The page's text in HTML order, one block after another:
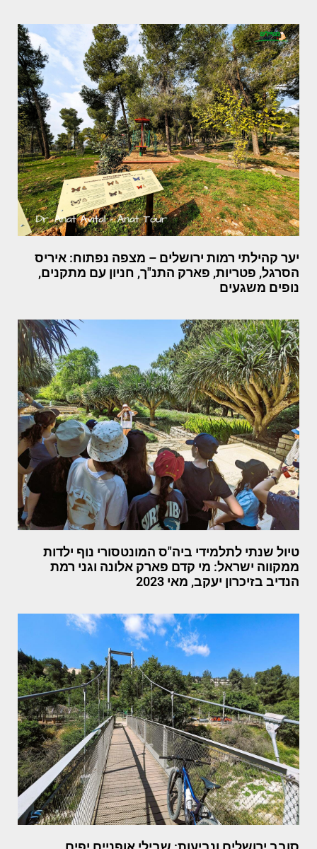
יער קהילתי רמות ירושלים – מצפה נפתוח: איריס
הסרגל, פטריות, פארק התנ"ך, חניון עם מתקנים,
נופים משגעים
טיול שנתי לתלמידי ביה"ס המונטסורי נוף ילדות
ממקווה ישראל: מי קדם פארק אלונה וגני רמת
הנדיב בזיכרון יעקב, מאי 2023